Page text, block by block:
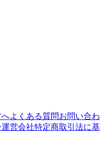
へよくある質問お問い合わ
運営会社特定商取引法に基